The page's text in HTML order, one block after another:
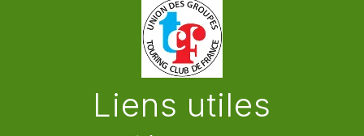
Liens utiles